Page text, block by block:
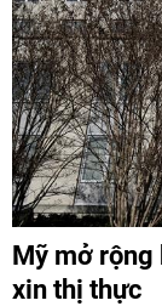
Mỹ mở
xin thị thực